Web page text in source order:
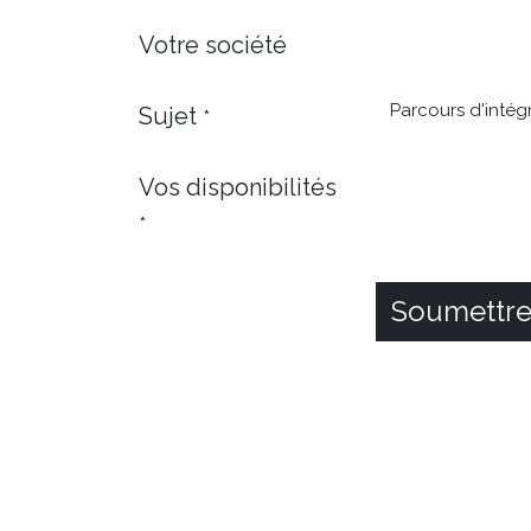
Votre société
Sujet *
Vos disponibilités
*
Soumettre